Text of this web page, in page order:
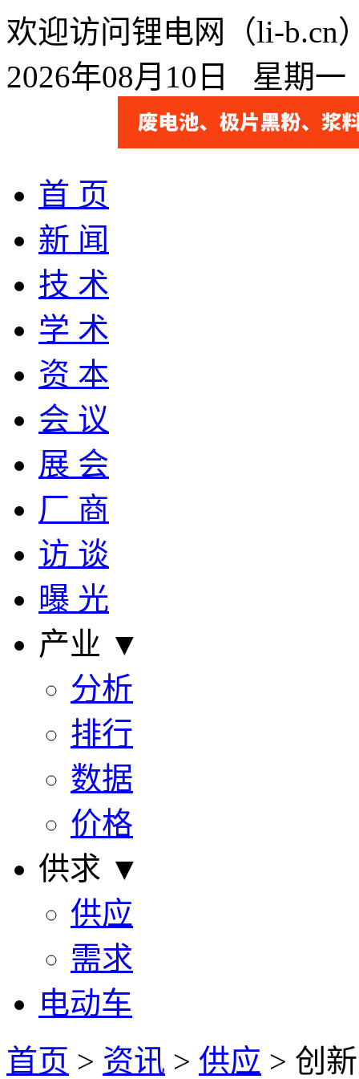
欢迎访问锂电网（li-b.cn
2026年08月10日 星期
首 页
新 闻
技 术
学 术
资 本
会 议
展 会
厂 商
访 谈
曝 光
产业 ▼
分析
排行
数据
价格
供求 ▼
供应
需求
电动车
首页 > 资讯 > 供应 > 创